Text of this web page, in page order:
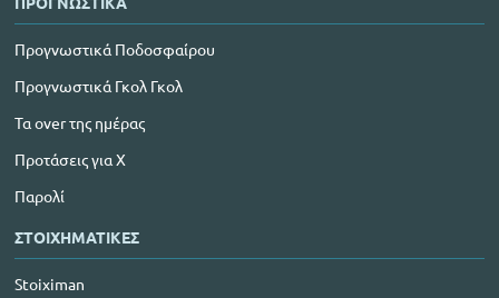
Προγνωστικά Ποδοσφαίρου
Προγνωστικά Γκολ Γκολ
Τα over της ημέρας
Προτάσεις για Χ
Παρολί
ΣΤΟΙΧΗΜΑΤΙΚΕΣ
Stoiximan